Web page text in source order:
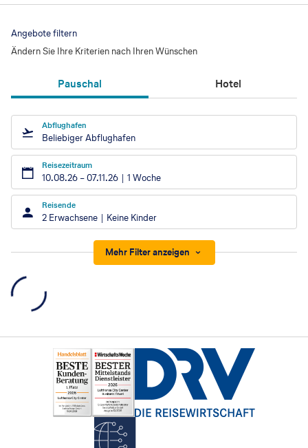
Angebote filtern
Ändern Sie Ihre Kriterien nach Ihren Wünschen
Pauschal Hotel
Abflughafen
Beliebiger Abflughafen
Reisezeitraum
10.08.26 –07.11.26 1 Woche
Reisende
2 Erwachsene Keine Kinder
Mehr Filter anzeigen